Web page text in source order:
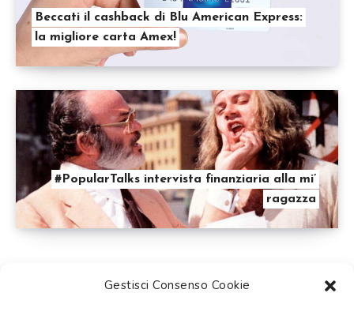
Gestisci Consenso Cookie
Beccati il cashback di Blu American Express:
la migliore carta Amex!
#PopularTalks intervista finanziaria alla mi’
ragazza